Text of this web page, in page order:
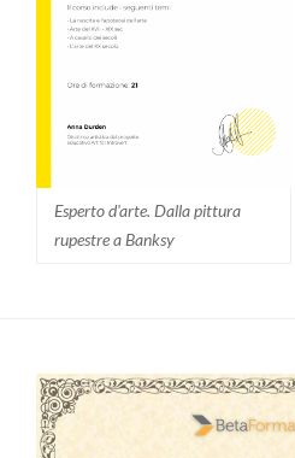
Esperto d'arte. Dalla pittura
rupestre a Banksy